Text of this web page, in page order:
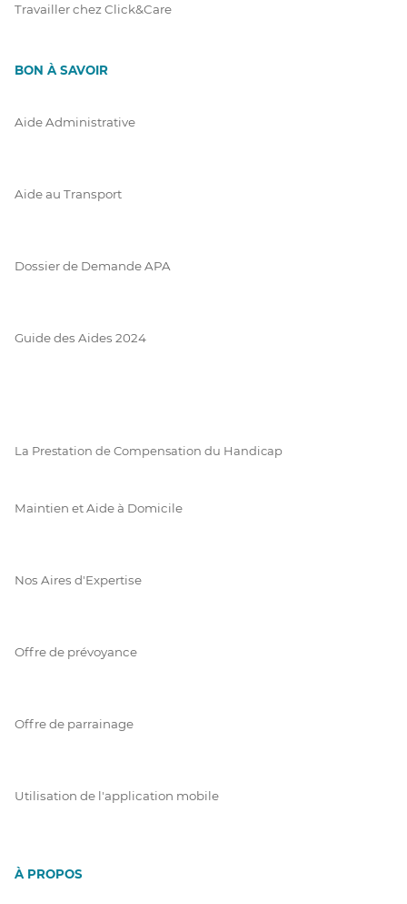
Travailler chez Click&Care
BON À SAVOIR
Aide Administrative
Aide au Transport
Dossier de Demande APA
Guide des Aides 2024
La Prestation de Compensation du Handicap
Maintien et Aide à Domicile
Nos Aires d'Expertise
Offre de prévoyance
Offre de parrainage
Utilisation de l'application mobile
À PROPOS